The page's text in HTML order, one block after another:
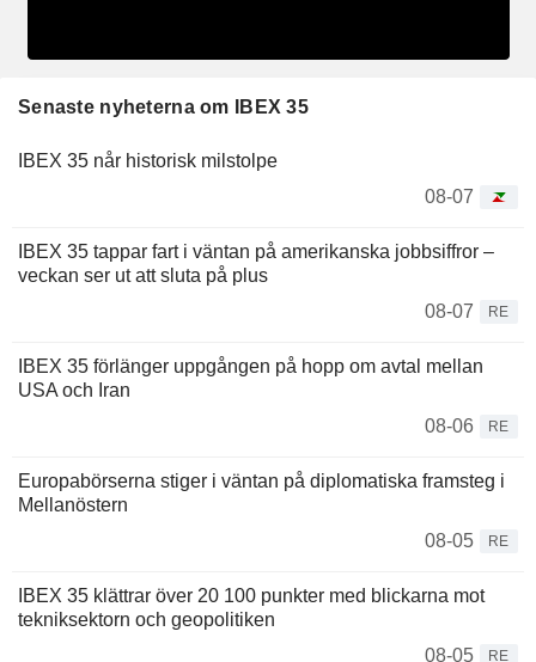
Senaste nyheterna om IBEX 35
IBEX 35 når historisk milstolpe
08-07
IBEX 35 tappar fart i väntan på amerikanska jobbsiffror –
veckan ser ut att sluta på plus
08-07
RE
IBEX 35 förlänger uppgången på hopp om avtal mellan
USA och Iran
08-06
RE
Europabörserna stiger i väntan på diplomatiska framsteg i
Mellanöstern
08-05
RE
IBEX 35 klättrar över 20 100 punkter med blickarna mot
tekniksektorn och geopolitiken
08-05
RE